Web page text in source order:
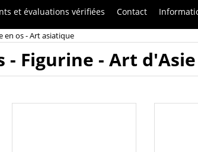
et évaluations vérifiées Contact
en os - Art asiatique
- Figurine - Art